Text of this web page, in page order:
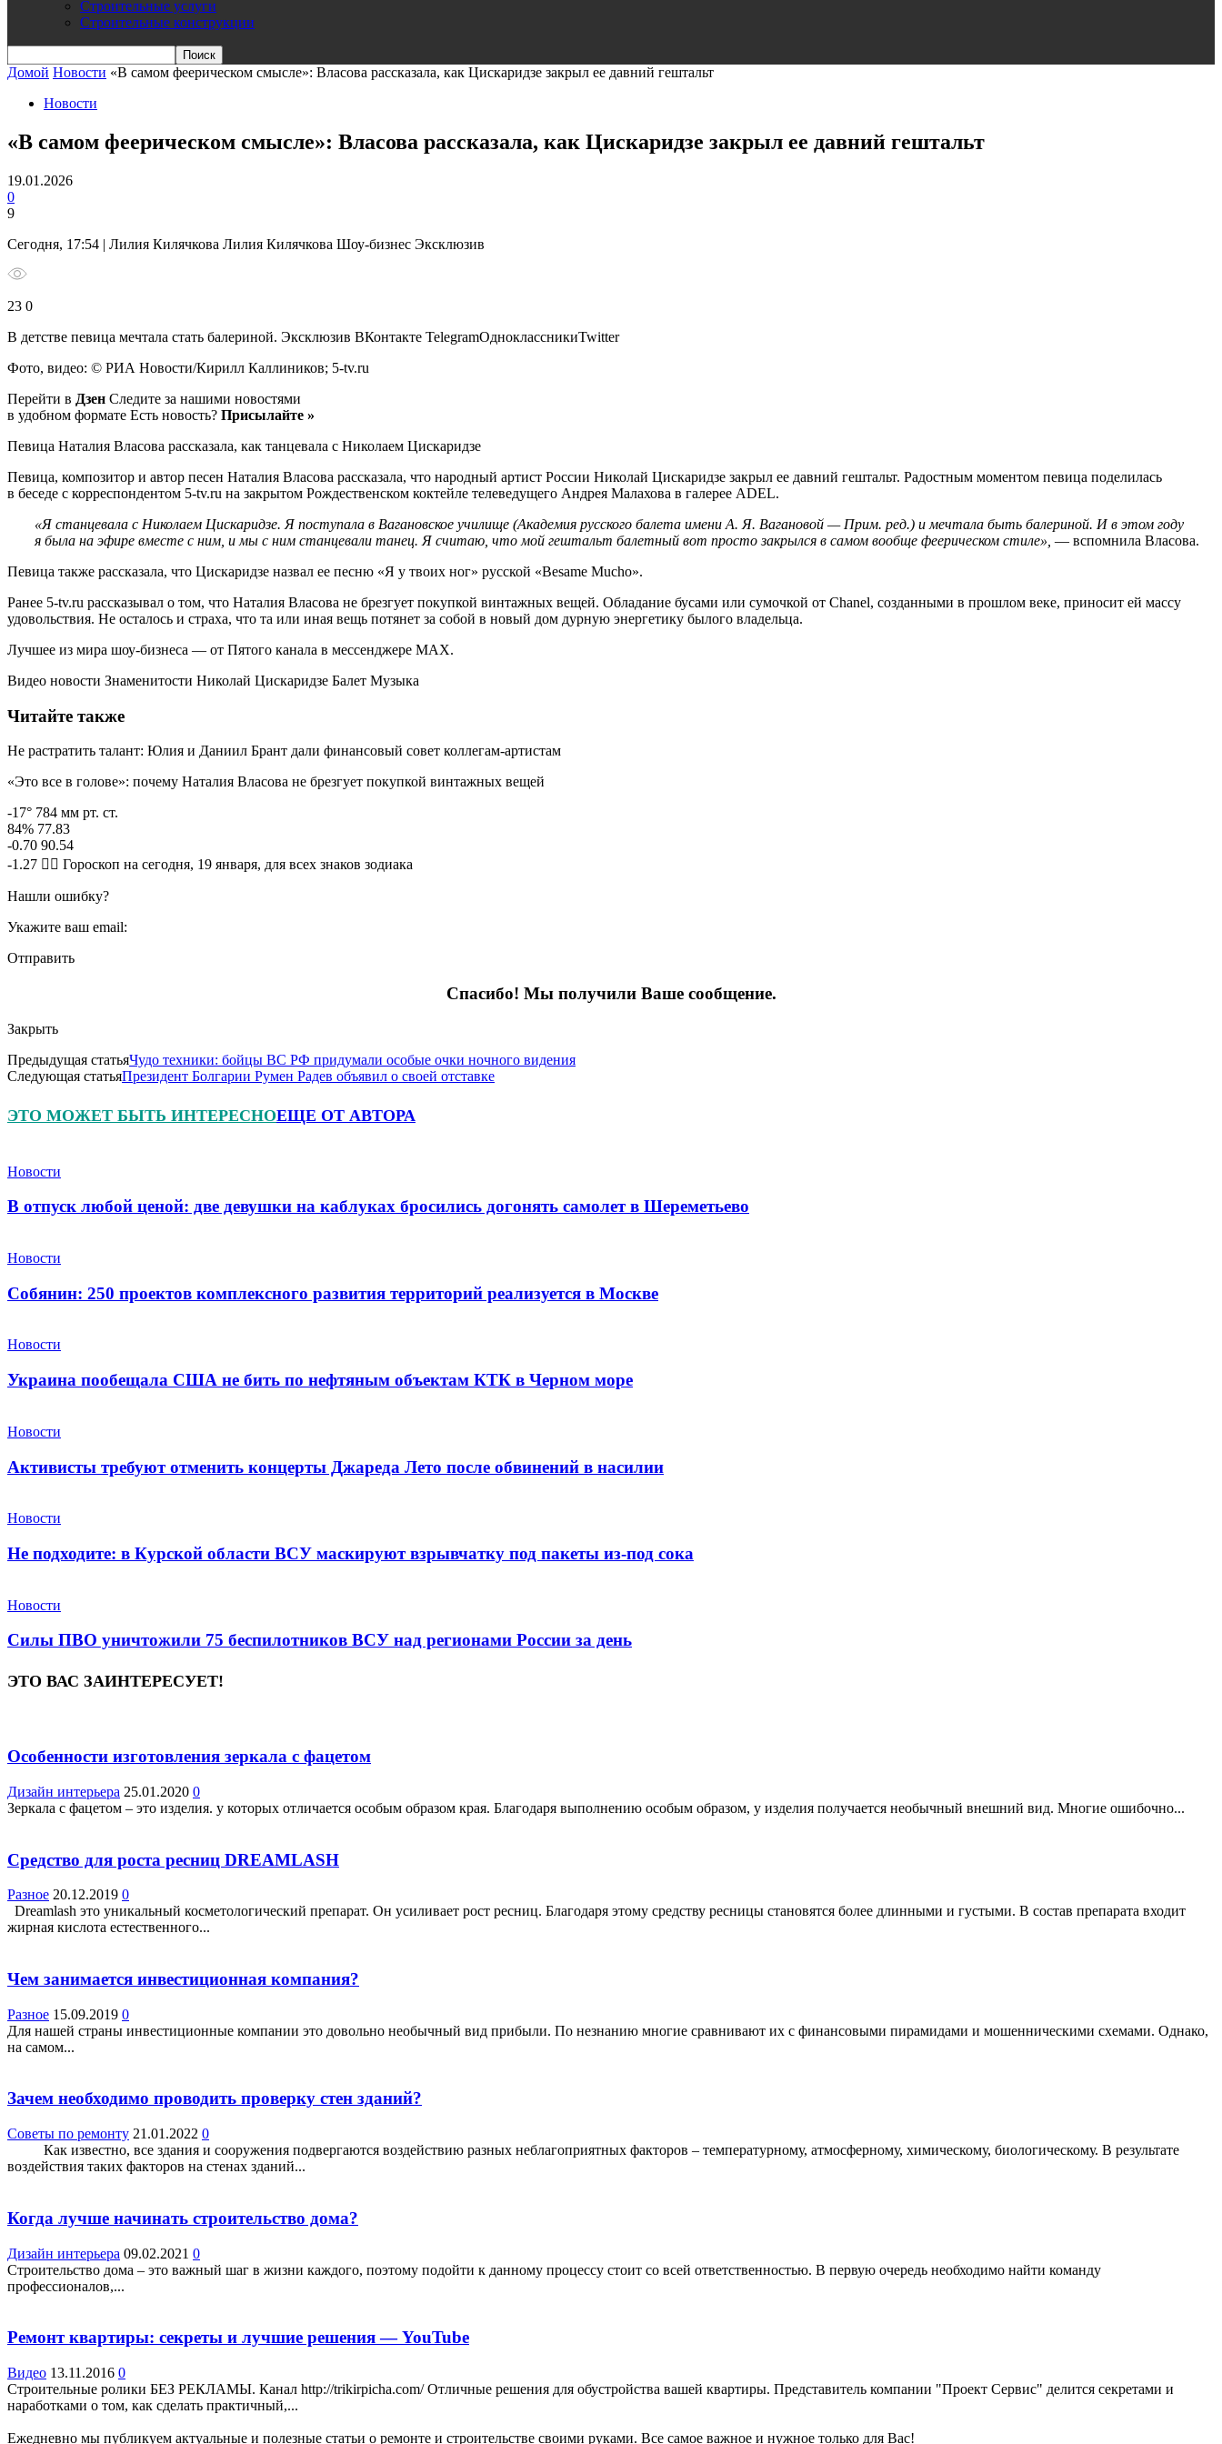
Строительные услуги
Строительные конструкции
Домой Новости «В самом феерическом смысле»: Власова рассказала, как Цискаридзе закрыл ее давний гештальт
Новости
«В самом феерическом смысле»: Власова рассказала, как Цискаридзе закрыл ее давний гештальт
19.01.2026
0
9
Сегодня, 17:54 | Лилия Килячкова Лилия Килячкова Шоу-бизнес Эксклюзив
23 0
В детстве певица мечтала стать балериной. Эксклюзив ВКонтакте TelegramОдноклассникиTwitter
Фото, видео: © РИА Новости/Кирилл Каллиников; 5-tv.ru
Перейти в Дзен Следите за нашими новостями
в удобном формате Есть новость? Присылайте »
Певица Наталия Власова рассказала, как танцевала с Николаем Цискаридзе
Певица, композитор и автор песен Наталия Власова рассказала, что народный артист России Николай Цискаридзе закрыл ее давний гештальт. Радостным моментом певица поделилась
в беседе с корреспондентом 5-tv.ru на закрытом Рождественском коктейле телеведущего Андрея Малахова в галерее ADEL.
«Я станцевала с Николаем Цискаридзе. Я поступала в Вагановское училище (Академия русского балета имени А. Я. Вагановой — Прим. ред.) и мечтала быть балериной. И в этом году
я была на эфире вместе с ним, и мы с ним станцевали танец. Я считаю, что мой гештальт балетный вот просто закрылся в самом вообще феерическом стиле», — вспомнила Власова.
Певица также рассказала, что Цискаридзе назвал ее песню «Я у твоих ног» русской «Besame Mucho».
Ранее 5-tv.ru рассказывал о том, что Наталия Власова не брезгует покупкой винтажных вещей. Обладание бусами или сумочкой от Chanel, созданными в прошлом веке, приносит ей массу
удовольствия. Не осталось и страха, что та или иная вещь потянет за собой в новый дом дурную энергетику былого владельца.
Лучшее из мира шоу-бизнеса — от Пятого канала в мессенджере MAX.
Видео новости Знаменитости Николай Цискаридзе Балет Музыка
Читайте также
Не растратить талант: Юлия и Даниил Брант дали финансовый совет коллегам-артистам
«Это все в голове»: почему Наталия Власова не брезгует покупкой винтажных вещей
-17° 784 мм рт. ст.
84% 77.83
-0.70 90.54
-1.27 🧙‍♀ Гороскоп на сегодня, 19 января, для всех знаков зодиака
Нашли ошибку?
Укажите ваш email:
Отправить
Спасибо! Мы получили Ваше сообщение.
Закрыть
Предыдущая статьяЧудо техники: бойцы ВС РФ придумали особые очки ночного видения
Следующая статьяПрезидент Болгарии Румен Радев объявил о своей отставке
ЭТО МОЖЕТ БЫТЬ ИНТЕРЕСНОЕЩЕ ОТ АВТОРА
Новости
В отпуск любой ценой: две девушки на каблуках бросились догонять самолет в Шереметьево
Новости
Собянин: 250 проектов комплексного развития территорий реализуется в Москве
Новости
Украина пообещала США не бить по нефтяным объектам КТК в Черном море
Новости
Активисты требуют отменить концерты Джареда Лето после обвинений в насилии
Новости
Не подходите: в Курской области ВСУ маскируют взрывчатку под пакеты из-под сока
Новости
Силы ПВО уничтожили 75 беспилотников ВСУ над регионами России за день
ЭТО ВАС ЗАИНТЕРЕСУЕТ!
Особенности изготовления зеркала с фацетом
Дизайн интерьера 25.01.2020 0
Зеркала с фацетом – это изделия. у которых отличается особым образом края. Благодаря выполнению особым образом, у изделия получается необычный внешний вид. Многие ошибочно...
Средство для роста ресниц DREAMLASH
Разное 20.12.2019 0
Dreamlash это уникальный косметологический препарат. Он усиливает рост ресниц. Благодаря этому средству ресницы становятся более длинными и густыми. В состав препарата входит
жирная кислота естественного...
Чем занимается инвестиционная компания?
Разное 15.09.2019 0
Для нашей страны инвестиционные компании это довольно необычный вид прибыли. По незнанию многие сравнивают их с финансовыми пирамидами и мошенническими схемами. Однако,
на самом...
Зачем необходимо проводить проверку стен зданий?
Советы по ремонту 21.01.2022 0
Как известно, все здания и сооружения подвергаются воздействию разных неблагоприятных факторов – температурному, атмосферному, химическому, биологическому. В результате
воздействия таких факторов на стенах зданий...
Когда лучше начинать строительство дома?
Дизайн интерьера 09.02.2021 0
Строительство дома – это важный шаг в жизни каждого, поэтому подойти к данному процессу стоит со всей ответственностью. В первую очередь необходимо найти команду
профессионалов,...
Ремонт квартиры: секреты и лучшие решения — YouTube
Видео 13.11.2016 0
Cтроительные ролики БЕЗ РЕКЛАМЫ. Канал http://trikirpicha.com/ Отличные решения для обустройства вашей квартиры. Представитель компании "Проект Сервис" делится секретами и
наработками о том, как сделать практичный,...
Ежедневно мы публикуем актуальные и полезные статьи о ремонте и строительстве своими руками. Все самое важное и нужное только для Вас!